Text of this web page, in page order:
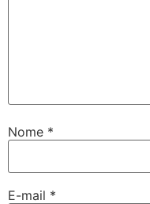
Nome *
E-mail *